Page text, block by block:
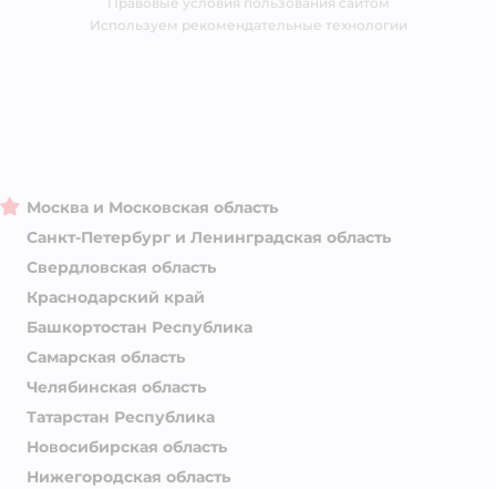
Используем рекомендательные технологии
Москва и Московская область
Санкт-Петербург и Ленинградская область
Свердловская область
Краснодарский край
Башкортостан Республика
Самарская область
Челябинская область
Татарстан Республика
Новосибирская область
Нижегородская область